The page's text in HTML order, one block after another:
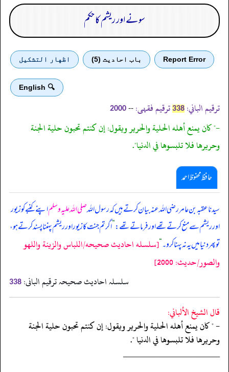
سونے اور ریشم کا حکم
Report Error باب احادیث (5) اظهار التشكيل
🔍 English
ترقیم الباني: 338 ترقیم فقہی: --
2000
-" كان يمنع أهله الحلية والحرير ويقول: إن كنتم تحبون حلية الجنة
وحريرها فلا تلبسوها في الدنيا".
حافظ محفوظ احمد
سیدنا عقبہ بن عامر رضی اللہ عنہ بیان کرتے ہیں کہ رسول اللہصلی اللہ علیہ وسلماپنے کنبے کو زیور
اور ریشم سے منع کرتے تھے اور فرما تے تھے:”اگر تم جنت کا زیور اور ریشم پہننا پسند کرتے ہو،
تو پھر دنیا میں یہ نہ پہنا کرو۔“[سلسله احاديث صحيحه/اللباس والزينة واللهو
والصور/حدیث: 2000]
سلسلہ احادیث صحیحہ ترقیم البانی: 338
قال الشيخ الألباني:
- " كان يمنع أهله الحلية والحرير ويقول: إن كنتم تحبون حلية الجنة
وحريرها فلا تلبسوها في الدنيا ".
‏‏‏‏_____________________